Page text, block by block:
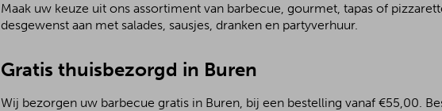
Maak uw keuze uit ons assortiment van barbecue, gourmet, tapas of
desgewenst aan met salades, sausjes, dranken en partyverhuur.
Gratis thuisbezorgd in Buren
Wij bezorgen uw barbecue gratis in Buren, bij een bestelling vanaf €55,00.